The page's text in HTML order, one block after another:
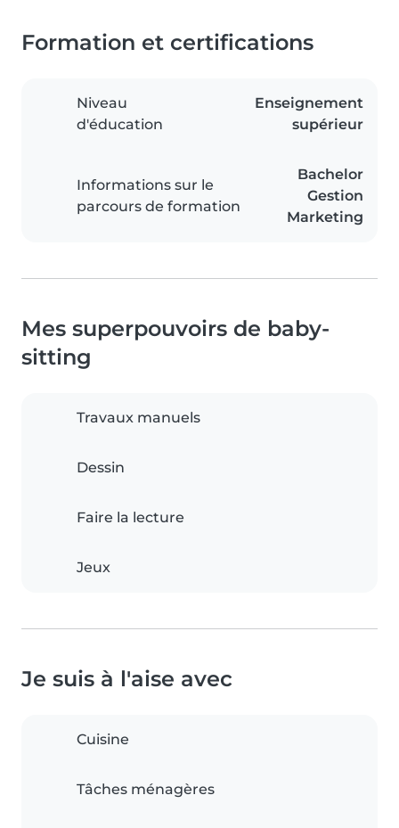
Formation et certifications
Niveau
d'éducation
Enseignement
supérieur
Informations sur le
parcours de formation
Bachelor
Gestion
Marketing
Mes superpouvoirs de baby-
sitting
Travaux manuels
Dessin
Faire la lecture
Jeux
Je suis à l'aise avec
Cuisine
Tâches ménagères